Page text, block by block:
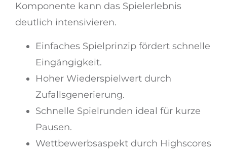
Komponente kann das Spielerlebnis
deutlich intensivieren.
Einfaches Spielprinzip fördert schnelle
Eingängigkeit.
Hoher Wiederspielwert durch
Zufallsgenerierung.
Schnelle Spielrunden ideal für kurze
Pausen.
Wettbewerbsaspekt durch Highscores